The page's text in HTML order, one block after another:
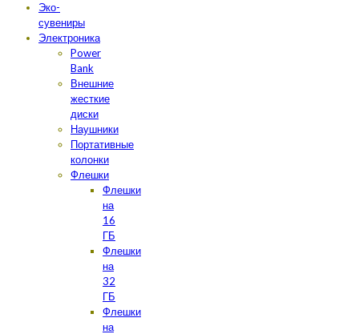
Эко-
сувениры
Электроника
Power
Bank
Внешние
жесткие
диски
Наушники
Портативные
колонки
Флешки
Флешки
на
16
ГБ
Флешки
на
32
ГБ
Флешки
на